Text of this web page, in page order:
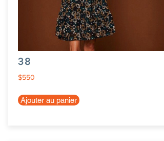
38
$550
Ajouter au panier